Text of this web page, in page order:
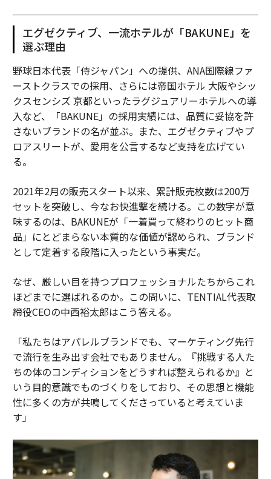
エグゼクティブ、一流ホテルが「BAKUNE」を
選ぶ理由
野球日本代表「侍ジャパン」への提供、ANA国際線ファ
ーストクラスでの採用、さらには帝国ホテル 大阪やシッ
クスセンシズ 京都といったラグジュアリーホテルへの導
入など、「BAKUNE」の採用実績には、品質に妥協を許
さないブランドの名が並ぶ。また、エグゼクティブやプ
ロアスリートが、愛用を公言するなど支持を広げてい
る。
2021年2月の販売スタート以来、累計販売枚数は200万
セットを突破し、今なお快進撃を続ける。この数字が意
味するのは、BAKUNEが「一着買って終わりのヒット商
品」にとどまらない本質的な価値が認められ、ブランド
として定着する段階に入ったという事実だ。
なぜ、厳しい目を持つプロフェッショナルたちからこれ
ほどまでに選ばれるのか。この問いに、TENTIAL代表取
締役CEOの中西裕太郎はこう答える。
「私たちはアパレルブランドでも、マーケティング先行
で流行を生み出す会社でもありません。『挑戦する人た
ちの体のコンディションをどうすれば整えられるか』と
いう目的意識でものづくりをしており、その思想と機能
性に多くの方が共鳴してくださっていると考えていま
す」